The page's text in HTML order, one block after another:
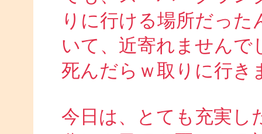
りに行ける場所だっ
いて、近寄れませんで
死んだらｗ取りに行き
今日は、とても充実し